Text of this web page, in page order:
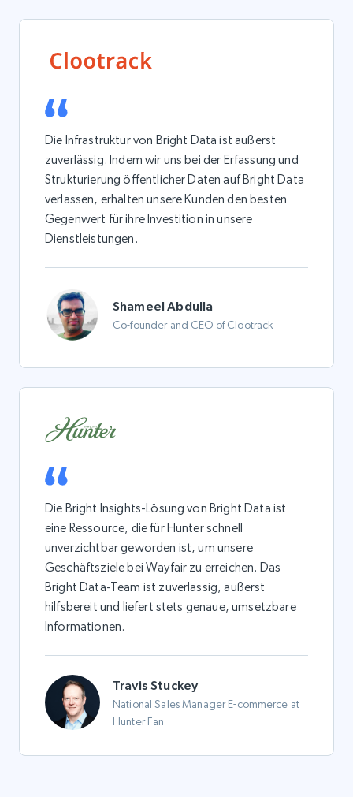
Die Infrastruktur von Bright Data ist äußerst
zuverlässig. Indem wir uns bei der Erfassung und
Strukturierung öffentlicher Daten auf Bright Data
verlassen, erhalten unsere Kunden den besten
Gegenwert für ihre Investition in unsere
Dienstleistungen.
Shameel Abdulla
Co-founder and CEO of Clootrack
Die Bright Insights-Lösung von Bright Data ist
eine Ressource, die für Hunter schnell
unverzichtbar geworden ist, um unsere
Geschäftsziele bei Wayfair zu erreichen. Das
Bright Data-Team ist zuverlässig, äußerst
hilfsbereit und liefert stets genaue, umsetzbare
Informationen.
Travis Stuckey
National Sales Manager E-commerce at
Hunter Fan